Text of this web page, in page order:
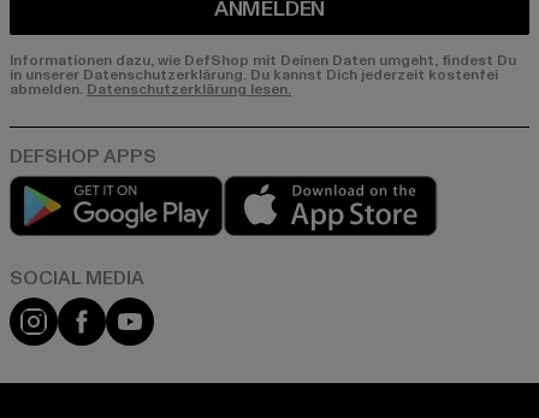
ANMELDEN
Informationen dazu, wie DefShop mit Deinen Daten umgeht, findest Du
in unserer Datenschutzerklärung. Du kannst Dich jederzeit kostenfei
abmelden. Datenschutzerklärung lesen.
Play market
Instagram
FacebookYouTube